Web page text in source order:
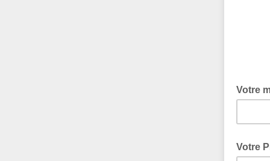
Votre
Votre